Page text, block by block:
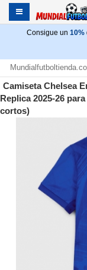
Consigue un 10%
Camiseta Chelsea
Replica 2025-26
cortos)